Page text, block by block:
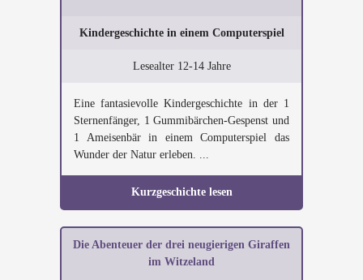
Kindergeschichte in einem Computerspiel
Lesealter 12-14 Jahre
Eine fantasievolle Kindergeschichte in der 1
Sternenfänger, 1 Gummibärchen-Gespenst und
1 Ameisenbär in einem Computerspiel das
Wunder der Natur erleben. ...
Kurzgeschichte lesen
Die Abenteuer der drei neugierigen Giraffen
im Witzeland